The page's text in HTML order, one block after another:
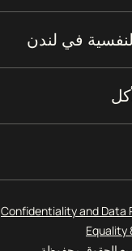
في لندن
Confidentiality and Data
Equality